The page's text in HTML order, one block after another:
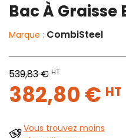
Bac À Graisse
Marque : CombiSteel
539,83 € HT
382,80 € HT
Vous trouvez moins